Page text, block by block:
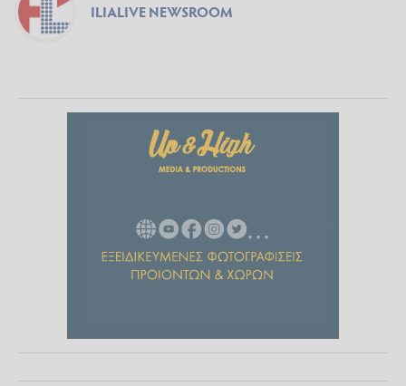
ILIALIVE NEWSROOM